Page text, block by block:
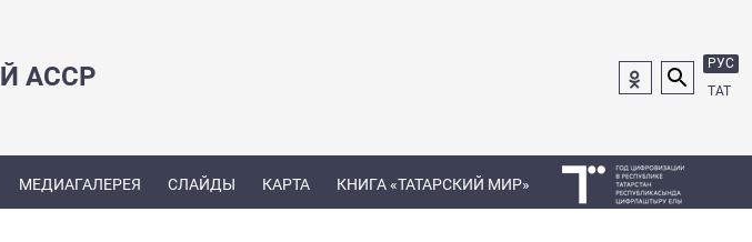
АССР
РУС
ТАТ
МЕДИАГАЛЕРЕЯ СЛАЙДЫ КАРТА КНИГА «ТАТАРСКИЙ МИР»